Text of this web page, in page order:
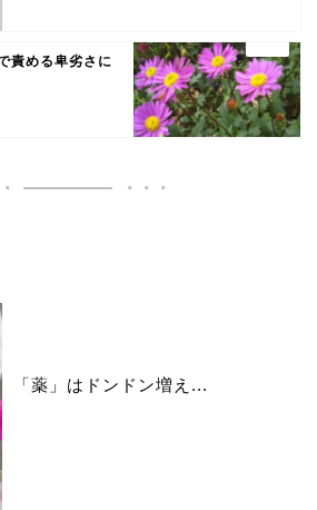
責める卑劣さに
「薬」はドンドン増え...